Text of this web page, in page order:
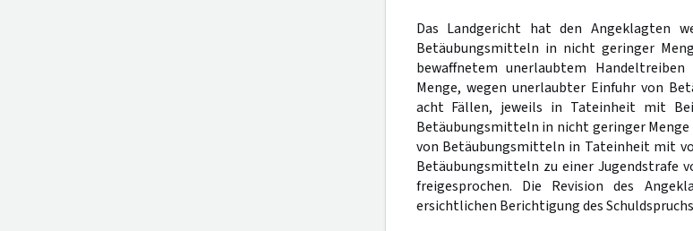
Das Landgericht hat den Angeklagten
Betäubungsmitteln in nicht geringer
bewaffnetem unerlaubtem
Menge, wegen unerlaubter Einfuhr von
acht Fällen, jeweils in Tateinheit mit
Betäubungsmitteln in nicht geringer
von Betäubungsmitteln in Tateinheit mit
Betäubungsmitteln zu einer Jugendstrafe
freigesprochen. Die Revision des
ersichtlichen Berichtigung des